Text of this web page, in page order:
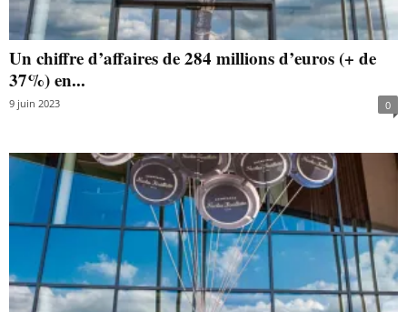
Un chiffre d’affaires de 284 millions d’euros (+ de
37%) en...
9 juin 2023 0